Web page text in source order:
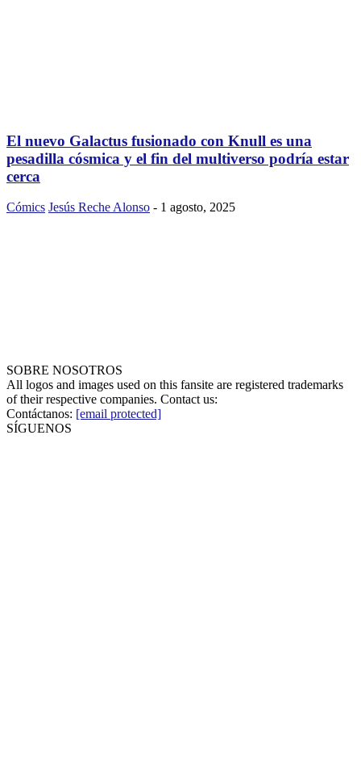
El nuevo Galactus fusionado con Knull es una
pesadilla cósmica y el fin del multiverso podría estar
cerca
Cómics Jesús Reche Alonso - 1 agosto, 2025
SOBRE NOSOTROS
All logos and images used on this fansite are registered trademarks
of their respective companies. Contact us:
Contáctanos: [email protected]
SÍGUENOS